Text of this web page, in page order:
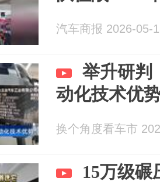
汽车商报 2026-05-
举升研判
动化技术优
换个角度看车市
15万级碾